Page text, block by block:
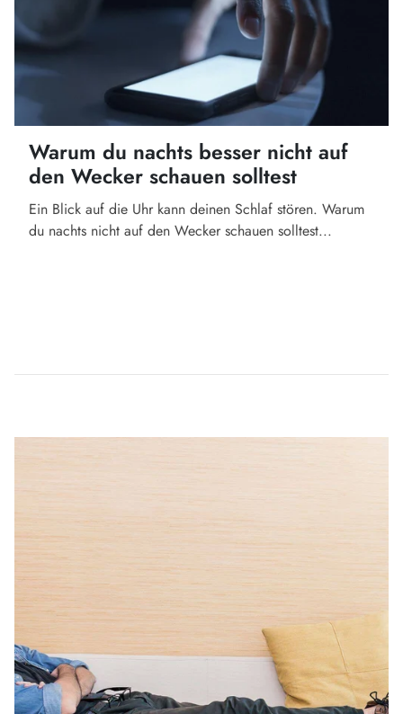
Warum du nachts besser nicht auf
den Wecker schauen solltest
Ein Blick auf die Uhr kann deinen Schlaf stören. Warum
du nachts nicht auf den Wecker schauen solltest...